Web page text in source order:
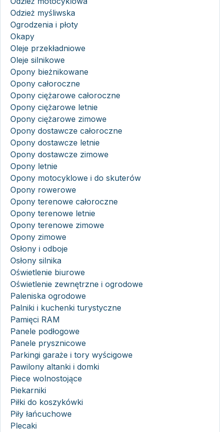
Odzież myśliwska
Ogrodzenia i płoty
Okapy
Oleje przekładniowe
Oleje silnikowe
Opony bieżnikowane
Opony całoroczne
Opony ciężarowe całoroczne
Opony ciężarowe letnie
Opony ciężarowe zimowe
Opony dostawcze całoroczne
Opony dostawcze letnie
Opony dostawcze zimowe
Opony letnie
Opony motocyklowe i do skuterów
Opony rowerowe
Opony terenowe całoroczne
Opony terenowe letnie
Opony terenowe zimowe
Opony zimowe
Osłony i odboje
Osłony silnika
Oświetlenie biurowe
Oświetlenie zewnętrzne i ogrodowe
Paleniska ogrodowe
Palniki i kuchenki turystyczne
Pamięci RAM
Panele podłogowe
Panele prysznicowe
Parkingi garaże i tory wyścigowe
Pawilony altanki i domki
Piece wolnostojące
Piekarniki
Piłki do koszykówki
Piły łańcuchowe
Plecaki